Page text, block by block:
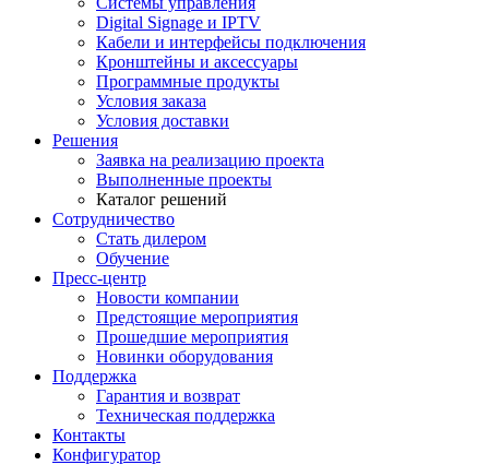
Digital Signage и IPTV
Кабели и интерфейсы подключения
Кронштейны и аксессуары
Программные продукты
Условия заказа
Условия доставки
Решения
Заявка на реализацию проекта
Выполненные проекты
Каталог решений
Сотрудничество
Стать дилером
Обучение
Пресс-центр
Новости компании
Предстоящие мероприятия
Прошедшие мероприятия
Новинки оборудования
Поддержка
Гарантия и возврат
Техническая поддержка
Контакты
Конфигуратор